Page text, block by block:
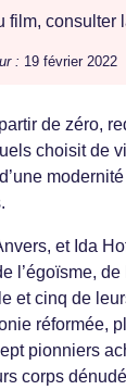
film, consulter
: 19 février 2022
de zéro,
choisit de
et Ida
l’égoïsme,
et cinq de
réformée,
pionniers
corps